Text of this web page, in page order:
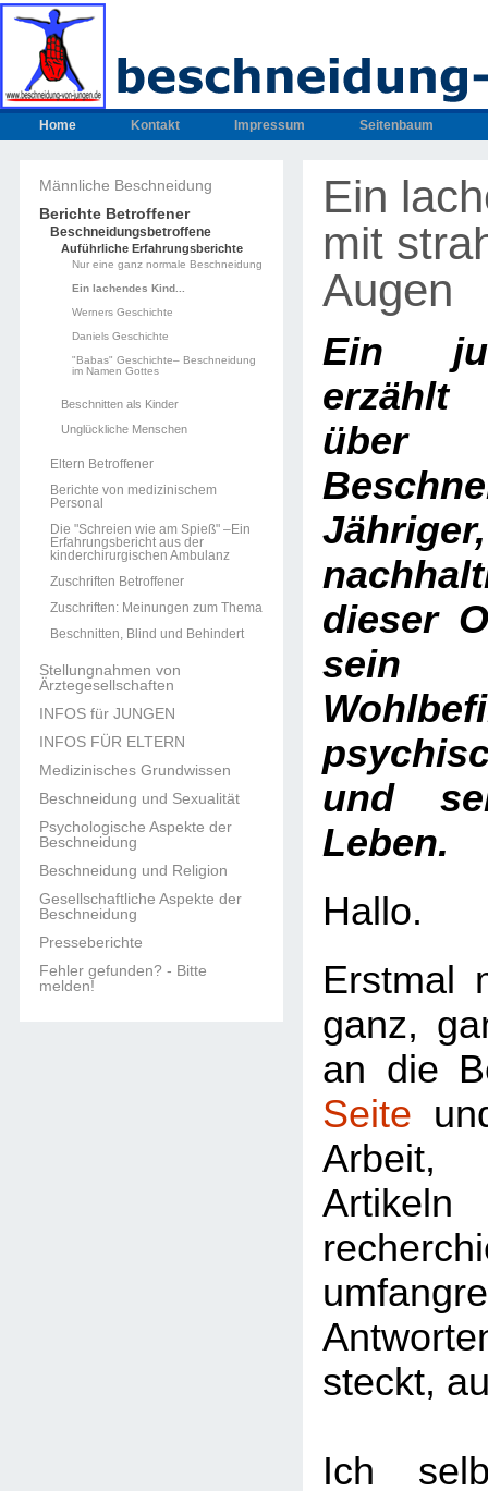
Home Kontakt Impressum Seitenbaum
Männliche Beschneidung
Berichte Betroffener
Beschneidungsbetroffene
Auführliche Erfahrungsberichte
Nur eine ganz normale Beschneidung
Ein lachendes Kind...
Werners Geschichte
Daniels Geschichte
"Babas" Geschichte– Beschneidung
im Namen Gottes
Beschnitten als Kinder
Unglückliche Menschen
Eltern Betroffener
Berichte von medizinischem
Personal
Die "Schreien wie am Spieß" –Ein
Erfahrungsbericht aus der
kinderchirurgischen Ambulanz
Zuschriften Betroffener
Zuschriften: Meinungen zum Thema
Beschnitten, Blind und Behindert
Stellungnahmen von
Ärztegesellschaften
INFOS für JUNGEN
INFOS FÜR ELTERN
Medizinisches Grundwissen
Beschneidung und Sexualität
Psychologische Aspekte der
Beschneidung
Beschneidung und Religion
Gesellschaftliche Aspekte der
Beschneidung
Presseberichte
Fehler gefunden? - Bitte
melden!
Ein
mit
Augen
Ein
dieser
sein
und
Leben.
Hallo.
Erstmal
ganz,
an die
Seite
steckt,
Ich